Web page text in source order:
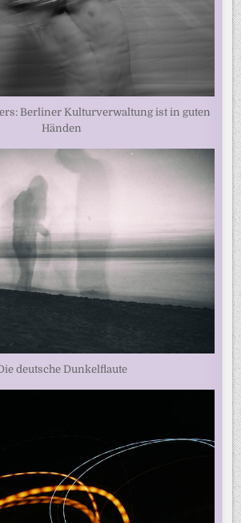
Berliner Kulturverwaltung ist in guten
Händen
deutsche Dunkelflaute